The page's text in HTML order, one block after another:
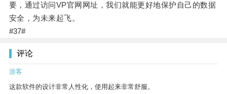
要，通过访问VP官网网址，我们就能更好地保护自己的数据
安全，为未来起飞。
#37#
评论
游客
这款软件的设计非常人性化，使用起来非常舒服。